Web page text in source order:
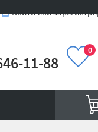
Войти или
11-88
0